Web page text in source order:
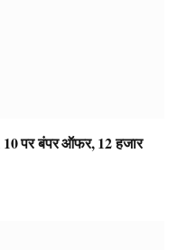
पर बंपर ऑफर, 12 हजार